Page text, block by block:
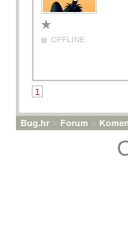
OFFLINE
1
Bug.hr » Forum »